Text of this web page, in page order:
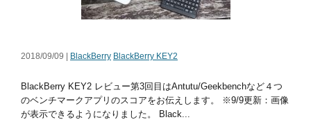
2018/09/09 | BlackBerry BlackBerry KEY2
BlackBerry KEY2 レビュー第3回目はAntutu/Geekbenchなど４つ
のベンチマークアプリのスコアをお伝えします。 ※9/9更新：画像
が表示できるようになりました。 Black...